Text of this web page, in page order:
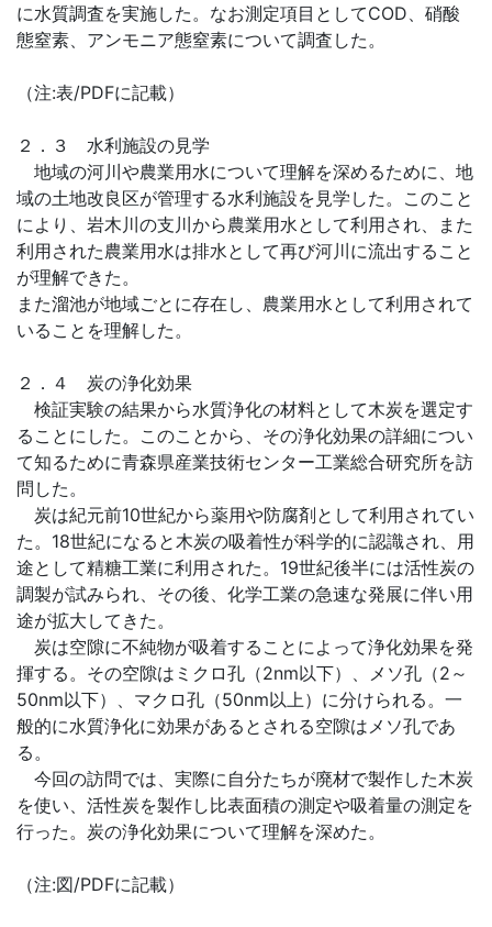
に水質調査を実施した。なお測定項目としてCOD、硝酸
態窒素、アンモニア態窒素について調査した。
（注:表/PDFに記載）
２．３ 水利施設の見学
地域の河川や農業用水について理解を深めるために、地
域の土地改良区が管理する水利施設を見学した。このこと
により、岩木川の支川から農業用水として利用され、また
利用された農業用水は排水として再び河川に流出すること
が理解できた。
また溜池が地域ごとに存在し、農業用水として利用されて
いることを理解した。
２．４ 炭の浄化効果
検証実験の結果から水質浄化の材料として木炭を選定す
ることにした。このことから、その浄化効果の詳細につい
て知るために青森県産業技術センター工業総合研究所を訪
問した。
炭は紀元前10世紀から薬用や防腐剤として利用されてい
た。18世紀になると木炭の吸着性が科学的に認識され、用
途として精糖工業に利用された。19世紀後半には活性炭の
調製が試みられ、その後、化学工業の急速な発展に伴い用
途が拡大してきた。
炭は空隙に不純物が吸着することによって浄化効果を発
揮する。その空隙はミクロ孔（2nm以下）、メソ孔（2～
50nm以下）、マクロ孔（50nm以上）に分けられる。一
般的に水質浄化に効果があるとされる空隙はメソ孔であ
る。
今回の訪問では、実際に自分たちが廃材で製作した木炭
を使い、活性炭を製作し比表面積の測定や吸着量の測定を
行った。炭の浄化効果について理解を深めた。
（注:図/PDFに記載）